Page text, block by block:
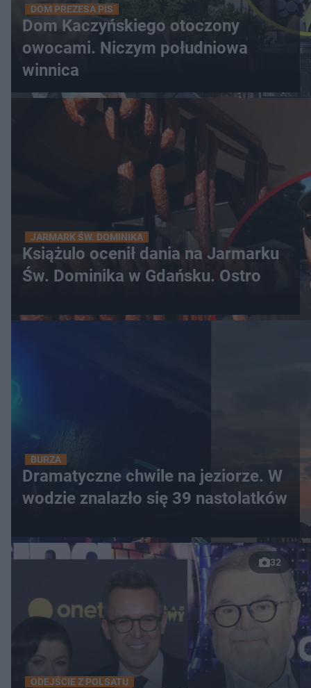
DOM PREZESA PIS
Dom Kaczyńskiego otoczony
owocami. Niczym południowa
winnica
JARMARK ŚW. DOMINIKA
Książulo ocenił dania na Jarmarku
Św. Dominika w Gdańsku. Ostro
BURZA
Dramatyczne chwile na jeziorze. W
wodzie znalazło się 39 nastolatków
32
ODEJŚCIE Z POLSATU